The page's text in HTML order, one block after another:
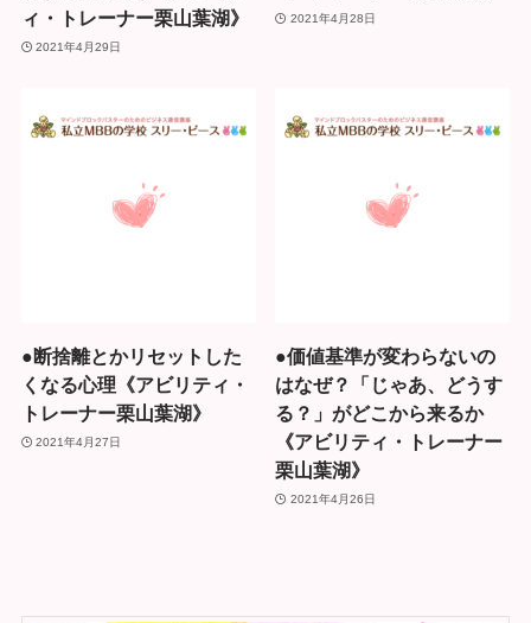
ィ・トレーナー栗山葉湖》
2021年4月29日
2021年4月28日
●断捨離とかリセットした
くなる心理《アビリティ・
トレーナー栗山葉湖》
2021年4月27日
●価値基準が変わらないの
はなぜ？「じゃあ、どうす
る？」がどこから来るか
《アビリティ・トレーナー
栗山葉湖》
2021年4月26日